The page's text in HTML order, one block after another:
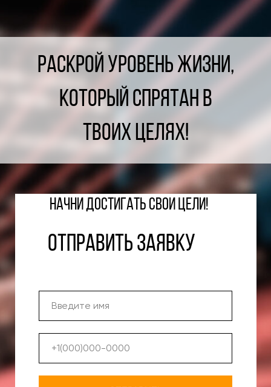
Отправить заявку
Раскрой уровень жизни,
который спрятан в
твоих целях!
Начни достигать свои цели!